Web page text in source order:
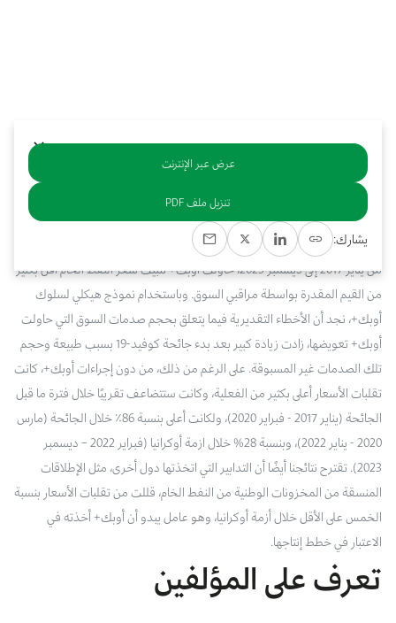
خلاصة
باستخدام طريقة تحليل بسيطة، نقدر التحولات الشهرية في الطلب العالمي على
من يناير 2017 إلى ديسمبر 2023، حاولت أوبك+ تثبيت سعر النفط الخام أقل بكثير
من القيم المقدرة بواسطة مراقبي السوق. وباستخدام نموذج هيكلي لسلوك
أوبك+، نجد أن الأخطاء التقديرية فيما يتعلق بحجم صدمات السوق التي حاولت
أوبك+ تعويضها، زادت زيادة كبير بعد بدء جائحة كوفيد-19 بسبب طبيعة وحجم
تلك الصدمات غير المسبوقة. على الرغم من ذلك، من دون إجراءات أوبك+، كانت
تقلبات الأسعار أعلى بكثير من الفعلية، وكانت ستتضاعف تقريبًا خلال فترة ما قبل
الجائحة (يناير 2017 - فبراير 2020)، ولكانت أعلى بنسبة 86٪ خلال الجائحة (مارس
2020 - يناير 2022)، وبنسبة 28% خلال ازمة أوكرانيا (فبراير 2022 – ديسمبر
2023). تقترح نتائجنا أيضًا أن التدابير التي اتخذتها دول أخرى، مثل الإطلاقات
المنسقة من المخزونات الوطنية من النفط الخام، قللت من تقلبات الأسعار بنسبة
الخمس على الأقل خلال أزمة أوكرانيا، وهو عامل يبدو أن أوبك+ أخذته في
الاعتبار في خطط إنتاجها.
تعرف على المؤلفين
عرض عبر الإنترنت
تنزيل ملف PDF
يشارك: